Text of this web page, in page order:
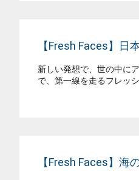
【Fresh Faces】
新しい発想で、世の中に
で、第一線を走るフレッ
【Fresh Faces】海